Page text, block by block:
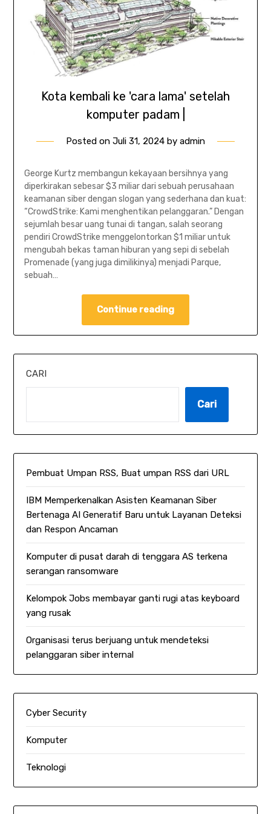
Kota kembali ke 'cara lama' setelah
komputer padam |
Posted on Juli 31, 2024 by admin
George Kurtz membangun kekayaan bersihnya yang
diperkirakan sebesar $3 miliar dari sebuah perusahaan
keamanan siber dengan slogan yang sederhana dan kuat:
“CrowdStrike: Kami menghentikan pelanggaran.” Dengan
sejumlah besar uang tunai di tangan, salah seorang
pendiri CrowdStrike menggelontorkan $1 miliar untuk
mengubah bekas taman hiburan yang sepi di sebelah
Promenade (yang juga dimilikinya) menjadi Parque,
sebuah…
Continue reading
CARI
Cari
Pembuat Umpan RSS, Buat umpan RSS dari URL
IBM Memperkenalkan Asisten Keamanan Siber
Bertenaga AI Generatif Baru untuk Layanan Deteksi
dan Respon Ancaman
Komputer di pusat darah di tenggara AS terkena
serangan ransomware
Kelompok Jobs membayar ganti rugi atas keyboard
yang rusak
Organisasi terus berjuang untuk mendeteksi
pelanggaran siber internal
Cyber Security
Komputer
Teknologi